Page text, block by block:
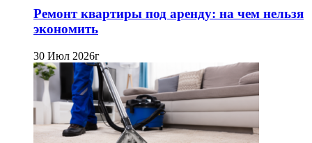
Ремонт квартиры под аренду: на чем нельзя
экономить
30 Июл 2026г